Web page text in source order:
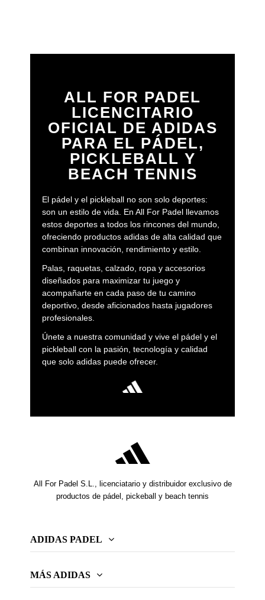
ALL FOR PADEL
LICENCITARIO
OFICIAL DE ADIDAS
PARA EL PÁDEL,
PICKLEBALL Y
BEACH TENNIS
El pádel y el pickleball no son solo deportes:
son un estilo de vida. En All For Padel llevamos
estos deportes a todos los rincones del mundo,
ofreciendo productos adidas de alta calidad que
combinan innovación, rendimiento y estilo.
Palas, raquetas, calzado, ropa y accesorios
diseñados para maximizar tu juego y
acompañarte en cada paso de tu camino
deportivo, desde aficionados hasta jugadores
profesionales.
Únete a nuestra comunidad y vive el pádel y el
pickleball con la pasión, tecnología y calidad
que solo adidas puede ofrecer.
All For Padel S.L., licenciatario y distribuidor exclusivo de
productos de pádel, pickeball y beach tennis
ADIDAS PADEL
MÁS ADIDAS